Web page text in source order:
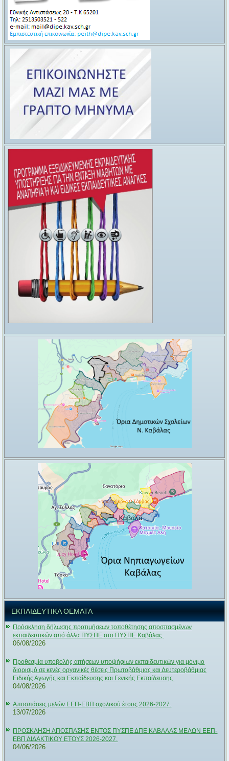
ΕΚΠΑΙΔΕΥΤΙΚΑ ΘΕΜΑΤΑ
Πρόσκληση δήλωσης προτιμήσεων τοποθέτησης αποσπασμένων
εκπαιδευτικών από άλλα ΠΥΣΠΕ στο ΠΥΣΠΕ Καβάλας.
06/08/2026
Προθεσμία υποβολής αιτήσεων υποψήφιων εκπαιδευτικών για μόνιμο
διορισμό σε κενές οργανικές θέσεις Πρωτοβάθμιας και Δευτεροβάθμιας
Ειδικής Αγωγής και Εκπαίδευσης και Γενικής Εκπαίδευσης.
04/08/2026
Αποσπάσεις μελών ΕΕΠ-ΕΒΠ σχολικού έτους 2026-2027.
13/07/2026
ΠΡΟΣΚΛΗΣΗ ΑΠΟΣΠΑΣΗΣ ΕΝΤΟΣ ΠΥΣΠΕ ΔΠΕ ΚΑΒΑΛΑΣ ΜΕΛΩΝ ΕΕΠ-
ΕΒΠ ΔΙΔΑΚΤΙΚΟΥ ΕΤΟΥΣ 2026-2027.
04/06/2026